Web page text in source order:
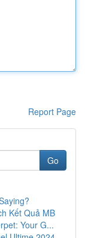
Report Page
Go
Kết Quả MB
Your G...